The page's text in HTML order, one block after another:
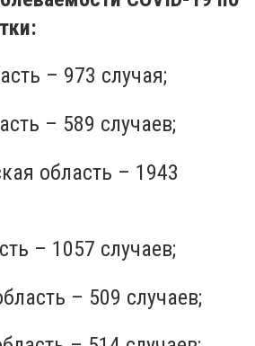
– 973 случая;
– 589 случаев;
область – 1943
– 1057 случаев;
– 509 случаев;